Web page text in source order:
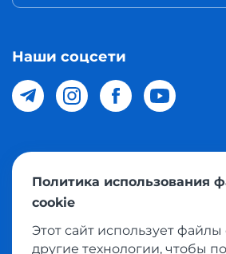
Наши соцсети
© 2026 Meest Shopping доставка
магазинов мира в Узбекистан.
Политика
Политика использования
cookie
Этот сайт использует
другие технологии, чтобы